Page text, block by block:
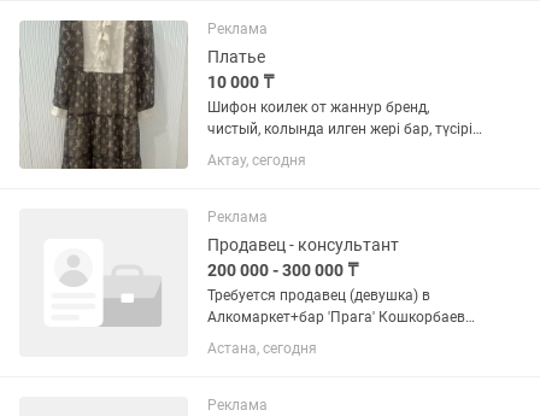
Егер сіз тұрақты компанияда...
Реклама
Платье
10 000 ₸
Шифон коилек от жаннур бренд,
чистый, колында илген жері бар, түсіріп
берем
Актау, сегодня
Реклама
Продавец - консультант
200 000 - 300 000 ₸
Требуется продавец (девушка) в
Алкомаркет+бар 'Прага' Кошкорбаева
15. График работы : с 11:00 до 23:00.
(23:30) Смена : 2/2,5/2, 15/15 Зарплата
производиться 2...
Астана, сегодня
Реклама